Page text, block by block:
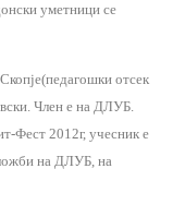
уметници се
отсек
Член е на ДЛУБ.
Фест 2012г, учесник е
на ДЛУБ, на